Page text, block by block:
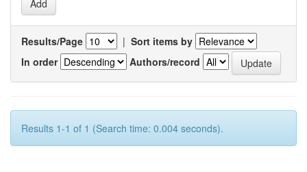
Results/Page | Sort items by
In order
Authors/record
Results 1-1 of 1 (Search time: 0.004 seconds).